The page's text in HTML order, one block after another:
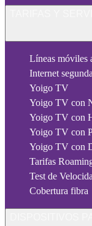
Líneas móviles
Internet
Yoigo TV
Yoigo TV con
Yoigo TV con
Yoigo TV con
Yoigo TV con
Tarifas
Test de
Cobertura fibra